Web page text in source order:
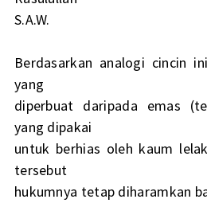
S.A.W.
Berdasarkan analogi cincin
yang
diperbuat daripada emas
yang dipakai
untuk berhias oleh kaum
tersebut
hukumnya tetap diharamkan